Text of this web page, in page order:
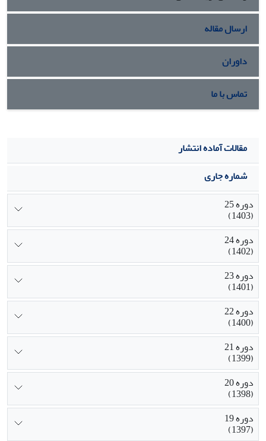
"مصلحت عمومی" که نیازمند "ارتباط افقی" است فراهم نکرده
است و احتمالاً این خلاء برشکل گیری مدل یا
ای ارتباط ایرانیمؤثر بوده است. الگویی که پیروی از آن، فرد را در
بیرون کشیدن گلیم خود از آب یاری می رسانده است.
ارسال مقاله
داوران
تماس با ما
مقالات آماده انتشار
شماره جاری
دوره 25
(1403)
دوره 24
(1402)
دوره 23
(1401)
دوره 22
(1400)
دوره 21
(1399)
دوره 20
(1398)
دوره 19
(1397)